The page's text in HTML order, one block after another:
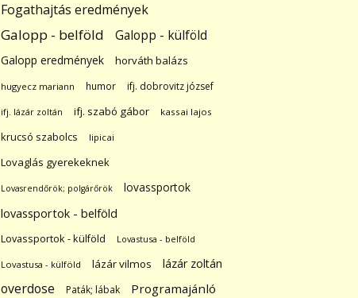
Fogathajtás eredmények
Galopp - belföld Galopp - külföld
Galopp eredmények horváth balázs
hugyecz mariann humor ifj. dobrovitz józsef
ifj. lázár zoltán ifj. szabó gábor kassai lajos
krucsó szabolcs lipicai
Lovaglás gyerekeknek
Lovasrendőrök; polgárőrök
lovassportok
lovassportok - belföld
Lovassportok - külföld Lovastusa - belföld
Lovastusa - külföld lázár vilmos lázár zoltán
overdose Paták; lábak Programajánló